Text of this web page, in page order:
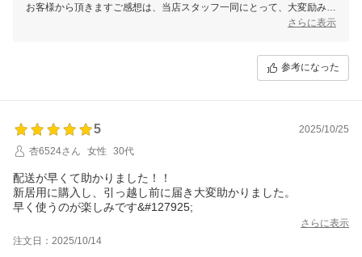
お客様から頂きますご感想は、当店スタッフ一同にとって、大変励みと
なります。今後共お客様にご満足いただけますよう、更なる努力をして
さらに表示
参考になった
5
2025/10/25
杏6524さん
女性 30代
配送が早くて助かりました！！
新居用に購入し、引っ越し前に届き大変助かりました。
早く使うのが楽しみです&#127925;
さらに表示
注文日：2025/10/14